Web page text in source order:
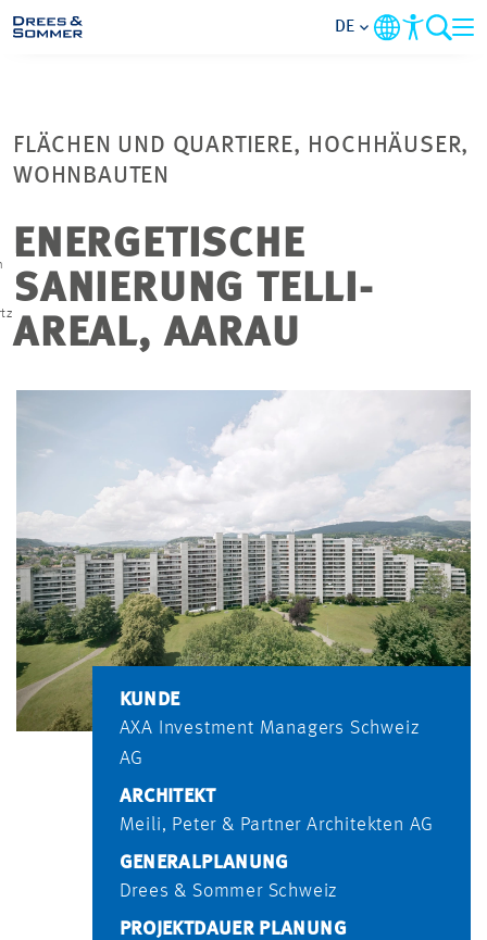
UNTERNEHMEN
IM FOKUS
KARRIERE
PROJEKTE
DE
FLÄCHEN UND QUARTIERE, HOCHHÄUSER,
WOHNBAUTEN
ENERGETISCHE
SANIERUNG TELLI-
AREAL, AARAU
KUNDE
AXA Investment Managers Schweiz
AG
ARCHITEKT
Meili, Peter & Partner Architekten AG
GENERALPLANUNG
Drees & Sommer Schweiz
PROJEKTDAUER PLANUNG